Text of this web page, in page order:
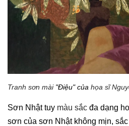
Tranh sơn mài "Điệu" của họa sĩ
Sơn Nhật tuy màu sắc đa dạng
sơn của sơn Nhật không mịn,